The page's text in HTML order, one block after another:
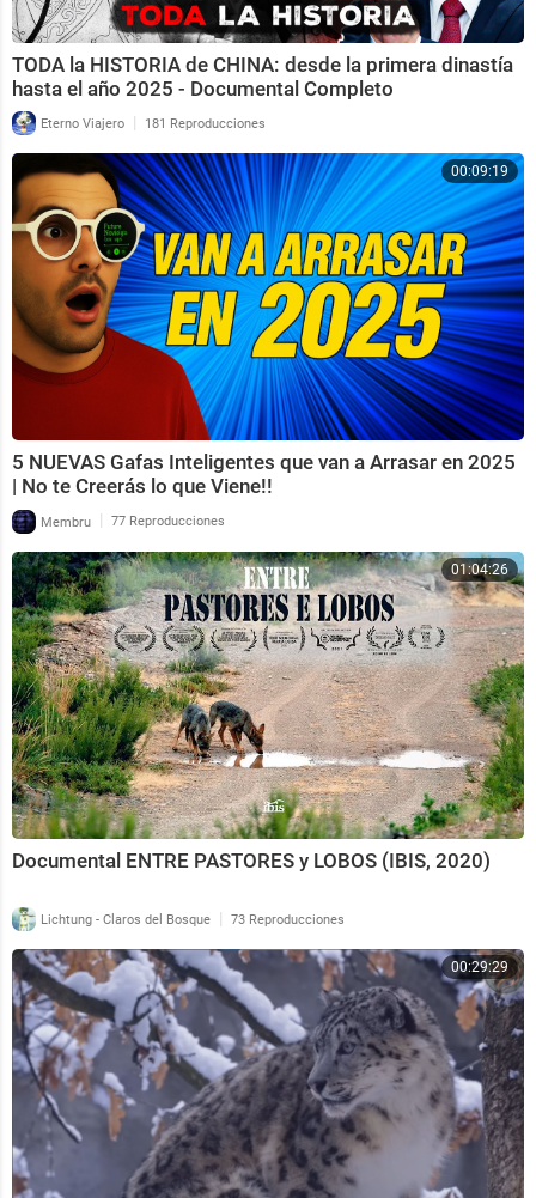
TODA la HISTORIA de CHINA: desde la primera dinastía
hasta el año 2025 - Documental Completo
Eterno Viajero | 181 Reproducciones
00:09:19
5 NUEVAS Gafas Inteligentes que van a Arrasar en 2025
| No te Creerás lo que Viene!!
Membru | 77 Reproducciones
01:04:26
Documental ENTRE PASTORES y LOBOS (IBIS, 2020)
Lichtung - Claros del Bosque | 73 Reproducciones
00:29:29